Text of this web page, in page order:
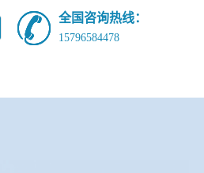
全国咨询热线：
15796584478